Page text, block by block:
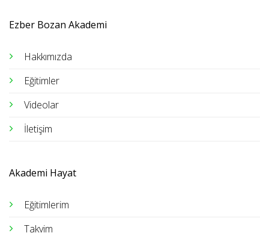
Ezber Bozan Akademi
Hakkımızda
Eğitimler
Videolar
İletişim
Akademi Hayat
Eğitimlerim
Takvim